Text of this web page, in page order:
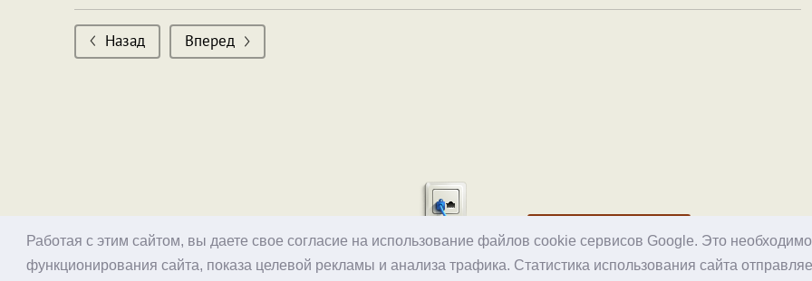
Работая с этим сайтом, вы даете свое согласие на использование файлов cookie сервисов Google. Это
функционирования сайта, показа целевой рекламы и анализа трафика. Статистика использования сайта
Назад Вперед
© 1998–2026 Alex Exler